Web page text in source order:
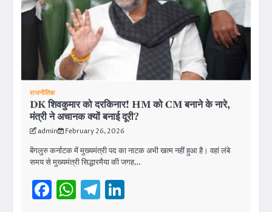
राजनीतिक
DK शिवकुमार को दरकिनार! HM को CM बनाने के नारे,
मंत्री ने अचानक क्यों बनाई दूरी?
admin February 26, 2026
बेंगलुरु कर्नाटक में मुख्यमंत्री पद का नाटक अभी खत्म नहीं हुआ है। वहां लंबे
समय से मुख्यमंत्री सिद्धारमैया की जगह…
Facebook
WhatsApp
Telegram